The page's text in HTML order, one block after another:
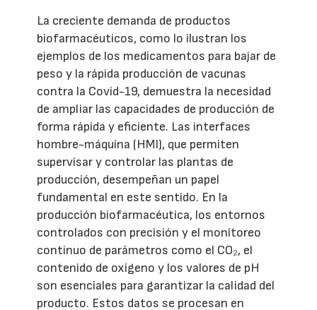
La creciente demanda de productos
biofarmacéuticos, como lo ilustran los
ejemplos de los medicamentos para bajar de
peso y la rápida producción de vacunas
contra la Covid-19, demuestra la necesidad
de ampliar las capacidades de producción de
forma rápida y eficiente. Las interfaces
hombre-máquina (HMI), que permiten
supervisar y controlar las plantas de
producción, desempeñan un papel
fundamental en este sentido. En la
producción biofarmacéutica, los entornos
controlados con precisión y el monitoreo
continuo de parámetros como el CO₂, el
contenido de oxígeno y los valores de pH
son esenciales para garantizar la calidad del
producto. Estos datos se procesan en